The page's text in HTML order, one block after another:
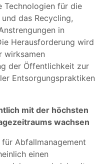
für die
das Recycling,
in
Herausforderung wird
wirksamen
der Öffentlichkeit zur
Entsorgungspraktiken
mit der höchsten
wachsen
Abfallmanagement
einen